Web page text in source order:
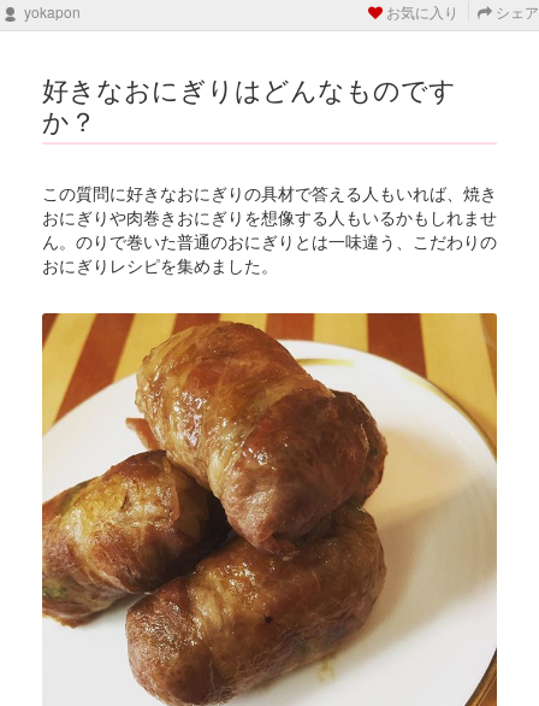
yokapon お気に入り シェア
好きなおにぎりはどんなものです
か？
この質問に好きなおにぎりの具材で答える人もいれば、焼き
おにぎりや肉巻きおにぎりを想像する人もいるかもしれませ
ん。のりで巻いた普通のおにぎりとは一味違う、こだわりの
おにぎりレシピを集めました。